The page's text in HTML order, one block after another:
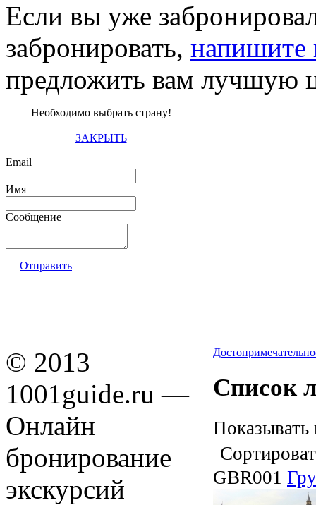
Если вы уже
забронировать, напишите
предложить вам лучшую
Необходимо выбрать страну!
ЗАКРЫТЬ
Email
Имя
Сообщение
Отправить
Список
Показывать
GBR001
© 2013
1001guide.ru —
Онлайн
бронирование
экскурсий